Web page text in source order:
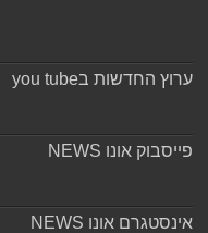
ערוץ החדשות בyou tube
פייסבוק אונו NEWS
אינסטגרם אונו NEWS